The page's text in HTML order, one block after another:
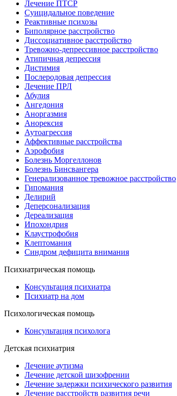
Лечение ПТСР
Суицидальное поведение
Реактивные психозы
Биполярное расстройство
Диссоциативное расстройство
Тревожно-депрессивное расстройство
Атипичная депрессия
Дистимия
Послеродовая депрессия
Лечение ПРЛ
Абулия
Ангедония
Аноргазмия
Анорексия
Аутоагрессия
Аффективные расстройства
Аэрофобия
Болезнь Моргеллонов
Болезнь Бинсвангера
Генерализованное тревожное расстройство
Гипомания
Делирий
Деперсонализация
Дереализация
Ипохондрия
Клаустрофобия
Клептомания
Синдром дефицита внимания
Психиатрическая помощь
Консультация психиатра
Психиатр на дом
Психологическая помощь
Консультация психолога
Детская психиатрия
Лечение аутизма
Лечение детской шизофрении
Лечение задержки психического развития
Лечение расстройств развития речи